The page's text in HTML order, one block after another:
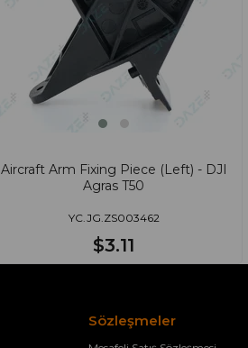
Aircraft Arm Fixing Piece (Left) - DJI
Agras T50
YC.JG.ZS003462
$3.11
Sözleşmeler